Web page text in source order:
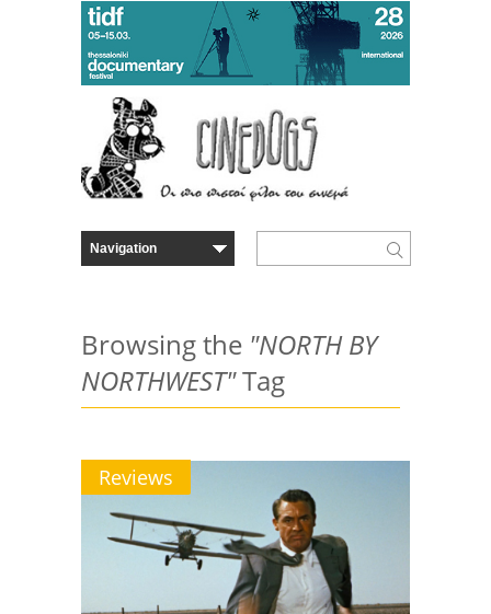
Browsing the "NORTH BY
NORTHWEST"Tag
Reviews